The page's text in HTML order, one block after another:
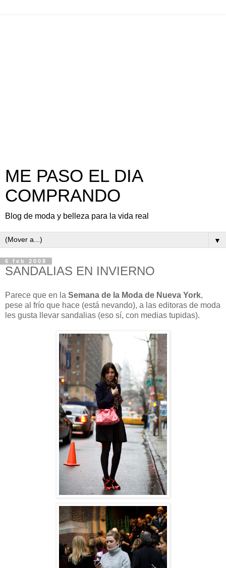
ME PASO EL DIA
COMPRANDO
Blog de moda y belleza para la vida real
▼
6 feb 2008
SANDALIAS EN INVIERNO
Parece que en la Semana de la Moda de Nueva York,
pese al frío que hace (está nevando), a las editoras de moda
les gusta llevar sandalias (eso sí, con medias tupidas).